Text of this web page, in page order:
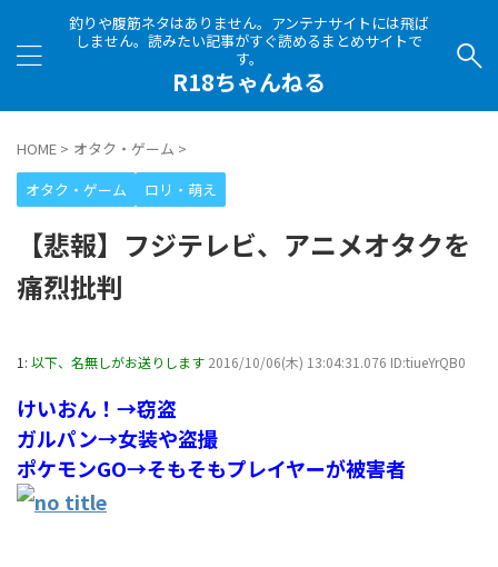
釣りや腹筋ネタはありません。アンテナサイトには飛ば
しません。読みたい記事がすぐ読めるまとめサイトで
す。
R18ちゃんねる
HOME > オタク・ゲーム >
オタク・ゲーム
ロリ・萌え
【悲報】フジテレビ、アニメオタクを
痛烈批判
1: 以下、名無しがお送りします 2016/10/06(木) 13:04:31.076 ID:tiueYrQB0
けいおん！→窃盗
ガルパン→女装や盗撮
ポケモンGO→そもそもプレイヤーが被害者